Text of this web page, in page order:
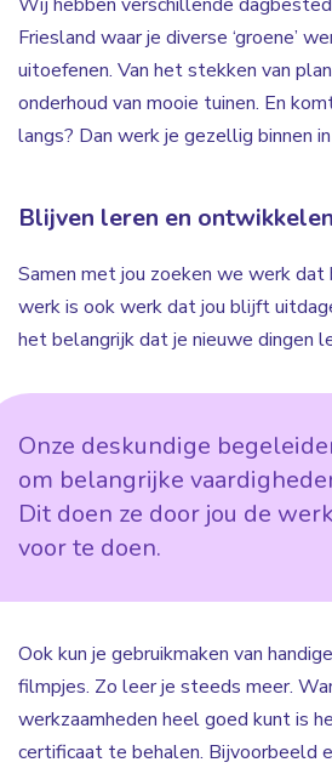
Friesland waar je diverse ‘groene’
uitoefenen. Van het stekken van
onderhoud van mooie tuinen. En
langs? Dan werk je gezellig binnen
Blijven leren en ontwikkelen
Samen met jou zoeken we werk dat
werk is ook werk dat jou blijft
het belangrijk dat je nieuwe dingen
Onze deskundige
om belangrijke
Dit doen ze door jou de
voor te doen.
Ook kun je gebruikmaken van
filmpjes. Zo leer je steeds meer.
werkzaamheden heel goed kunt is
certificaat te behalen. Bijvoorbeeld